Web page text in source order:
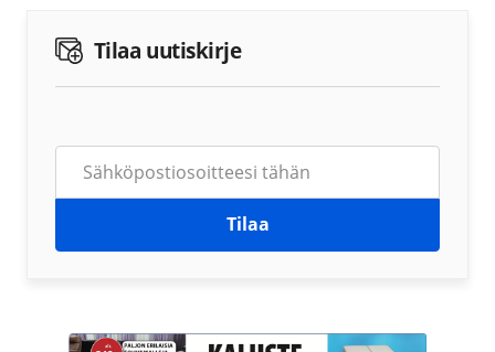
Tilaa uutiskirje
Tilaa